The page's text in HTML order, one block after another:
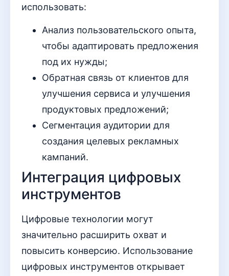
использовать:
Анализ пользовательского опыта,
чтобы адаптировать предложения
под их нужды;
Обратная связь от клиентов для
улучшения сервиса и улучшения
продуктовых предложений;
Сегментация аудитории для
создания целевых рекламных
кампаний.
Интеграция цифровых
инструментов
Цифровые технологии могут
значительно расширить охват и
повысить конверсию. Использование
цифровых инструментов открывает